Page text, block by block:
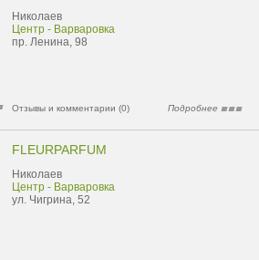
Николаев
Центр - Варваровка
пр. Ленина, 98
Отзывы и комментарии (0) Подробнее
FLEURPARFUM
Николаев
Центр - Варваровка
ул. Чигрина, 52